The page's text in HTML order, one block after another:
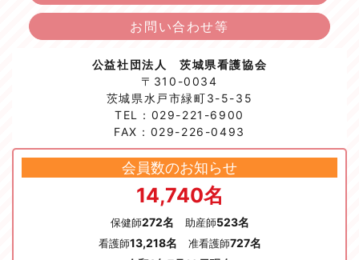
お問い合わせ等
公益社団法人 茨城県看護協会
〒310-0034
茨城県水戸市緑町3-5-35
TEL：029-221-6900
FAX：029-226-0493
会員数のお知らせ
14,740名
保健師272名 助産師523名
看護師13,218名 准看護師727名